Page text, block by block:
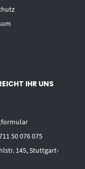
IHR UNS
50 076 075
145, Stuttgart-